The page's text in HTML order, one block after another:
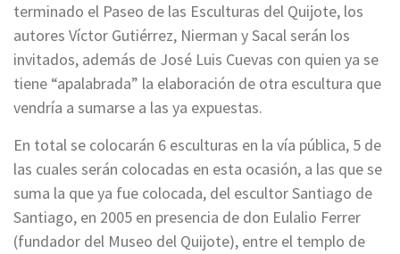
terminado el Paseo de las Esculturas del Quijote, los
autores Víctor Gutiérrez, Nierman y Sacal serán los
invitados, además de José Luis Cuevas con quien ya se
tiene “apalabrada” la elaboración de otra escultura que
vendría a sumarse a las ya expuestas.
En total se colocarán 6 esculturas en la vía pública, 5 de
las cuales serán colocadas en esta ocasión, a las que se
suma la que ya fue colocada, del escultor Santiago de
Santiago, en 2005 en presencia de don Eulalio Ferrer
(fundador del Museo del Quijote), entre el templo de